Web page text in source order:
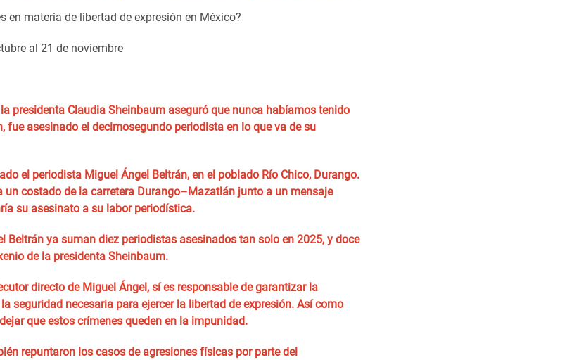
en materia de libertad de expresión en México?
al 21 de noviembre
presidenta Claudia Sheinbaum aseguró que nunca habíamos tenido
fue asesinado el decimosegundo periodista en lo que va de su
el periodista Miguel Ángel Beltrán, en el poblado Río Chico, Durango.
un costado de la carretera Durango–Mazatlán junto a un mensaje
su asesinato a su labor periodística.
Beltrán ya suman diez periodistas asesinados tan solo en 2025, y doce
de la presidenta Sheinbaum.
directo de Miguel Ángel, sí es responsable de garantizar la
seguridad necesaria para ejercer la libertad de expresión. Así como
que estos crímenes queden en la impunidad.
repuntaron los casos de agresiones físicas por parte del